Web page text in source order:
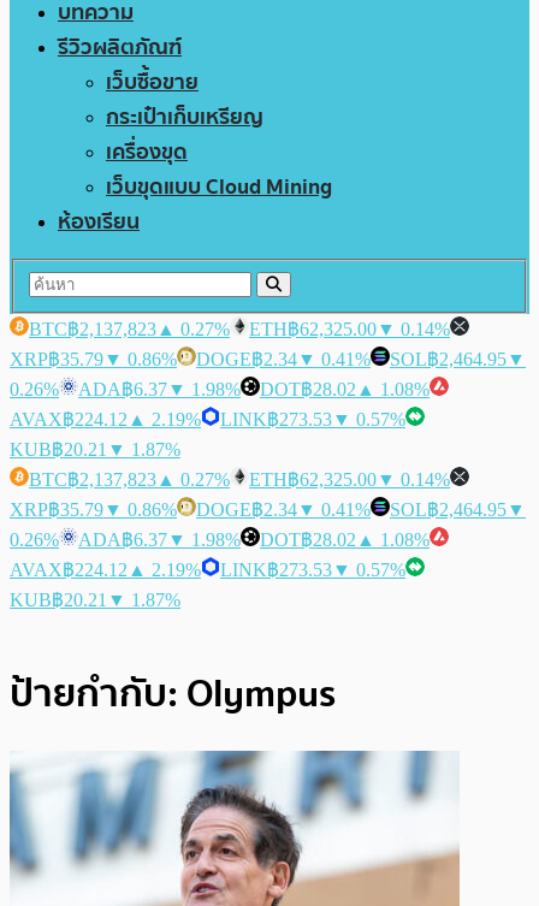
บทความ
รีวิวผลิตภัณฑ์
เว็บซื้อขาย
กระเป๋าเก็บเหรียญ
เครื่องขุด
เว็บขุดแบบ Cloud Mining
ห้องเรียน
BTC฿2,137,823 ▲ 0.27% ETH฿62,325.00▼ 0.14%
XRP฿35.79▼ 0.86% DOGE฿2.34▼ 0.41% SOL฿2,464.95▼
0.26%
ADA฿6.37▼ 1.98% DOT฿28.02 ▲ 1.08%
AVAX฿224.12 ▲ 2.19% LINK฿273.53▼ 0.57%
KUB฿20.21 ▼ 1.87%
BTC฿2,137,823 ▲ 0.27% ETH฿62,325.00▼ 0.14%
XRP฿35.79▼ 0.86% DOGE฿2.34▼ 0.41% SOL฿2,464.95▼
0.26%
ADA฿6.37▼ 1.98% DOT฿28.02 ▲ 1.08%
AVAX฿224.12 ▲ 2.19% LINK฿273.53▼ 0.57%
KUB฿20.21 ▼ 1.87%
ป้ายกำกับ: Olympus